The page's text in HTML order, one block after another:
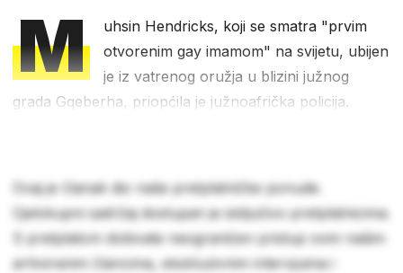
M
uhsin Hendricks, koji se smatra "prvim
otvorenim gay imamom" na svijetu, ubijen
je iz vatrenog oružja u blizini južnog
grada Gqeberha, priopćila je južnoafrička policija.
Ovaj je članak dio naše pretplatničke ponude.
Cjelokupni sadržaj dostupan je isključivo pretplatnicima.
S pretplatom dobivate neograničen pristup svim našim
arhiviranim člancima, ekskluzivnim intervjuima i